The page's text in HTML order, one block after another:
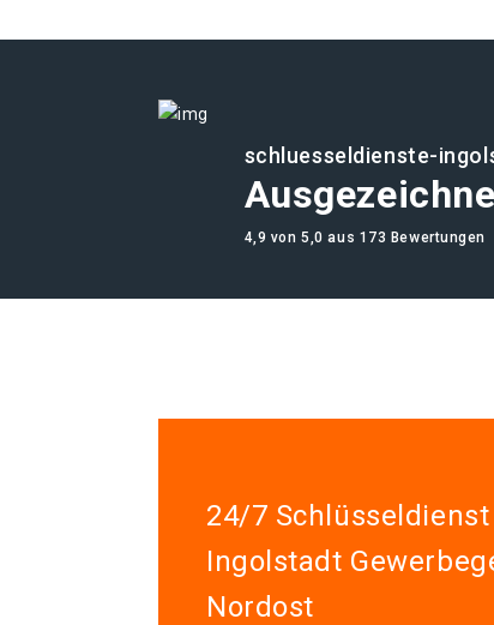
schluesseldienste-
4,9 von 5,0 aus 173 Bewertungen
24/7 Schlüsseldienst
Ingolstadt
Nordost